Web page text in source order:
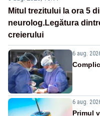
Mitul trezitului la ora 5
neurolog.Legătura
creierului
6 aug.
6 aug.
Primul